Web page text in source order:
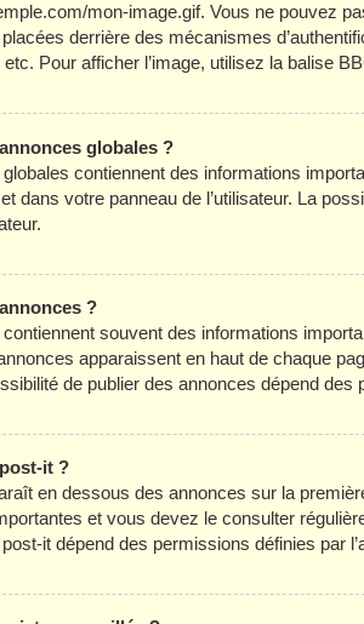
mon-image.gif. Vous ne pouvez
derrière des mécanismes
Pour afficher l’image, utilisez la balise
globales ?
contiennent des informations
dans votre panneau de l’utilisateur. La
?
souvent des informations
apparaissent en haut de chaque
de publier des annonces dépend des
it ?
en dessous des annonces sur la
et vous devez le consulter
it dépend des permissions définies par